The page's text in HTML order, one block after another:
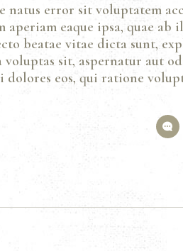
natus error sit voluptatem
eaque ipsa, quae ab
beatae vitae dicta sunt,
voluptas sit, aspernatur aut
eos, qui ratione